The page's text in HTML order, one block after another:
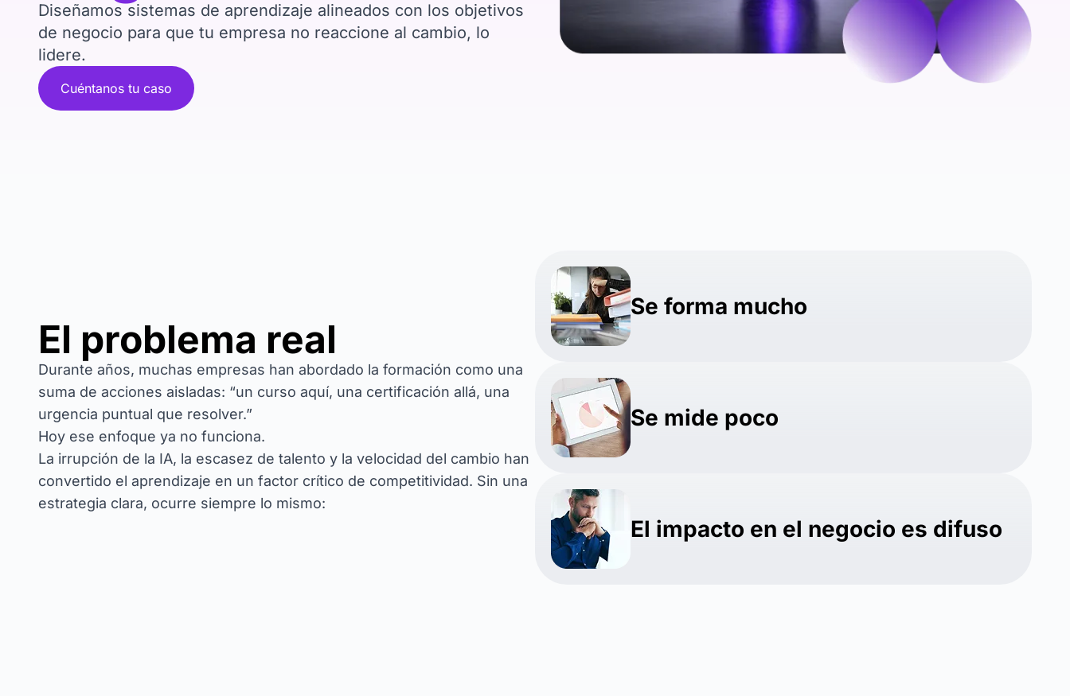
Diseñamos sistemas de aprendizaje alineados con los objetivos
de negocio para que tu empresa no reaccione al cambio, lo
lidere.
Cuéntanos tu caso
El problema real
Durante años, muchas empresas han abordado la formación como una
suma de acciones aisladas: “un curso aquí, una certificación allá, una
urgencia puntual que resolver.”
Hoy ese enfoque ya no funciona.
La irrupción de la IA, la escasez de talento y la velocidad del cambio han
convertido el aprendizaje en un factor crítico de competitividad. Sin una
estrategia clara, ocurre siempre lo mismo:
Se forma mucho
Se mide poco
El impacto en el negocio es difuso